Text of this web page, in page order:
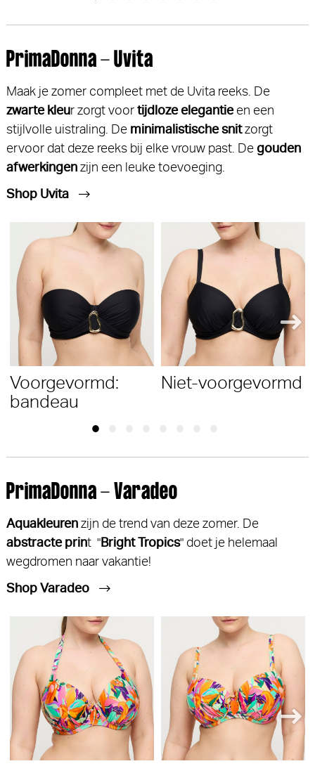
PrimaDonna - Uvita
Maak je zomer compleet met de Uvita reeks. De
zwarte kleur zorgt voortijdloze elegantieen een
stijlvolle uistraling. De minimalistische snitzorgt
ervoor dat deze reeks bij elke vrouw past. Degouden
afwerkingenzijn een leuke toevoeging.
Shop Uvita
Voorgevormd:
bandeau
Niet-voorgevormd
PrimaDonna - Varadeo
Aquakleurenzijn de trend van deze zomer. De
abstracte print "Bright Tropics" doet je helemaal
wegdromen naar vakantie!
Shop Varadeo